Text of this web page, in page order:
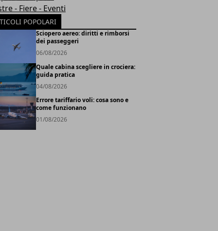
- Fiere - Eventi
POPOLARI
Sciopero aereo: diritti e rimborsi
dei passeggeri
06/08/2026
Quale cabina scegliere in crociera:
guida pratica
04/08/2026
Errore tariffario voli: cosa sono e
come funzionano
01/08/2026